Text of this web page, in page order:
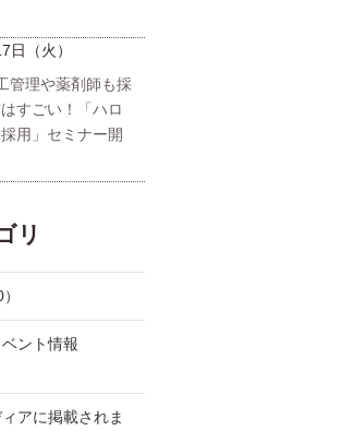
日（火）
管理や薬剤師も採
すごい！「ハロ
用」セミナー開
リ
ント情報
アに掲載されま